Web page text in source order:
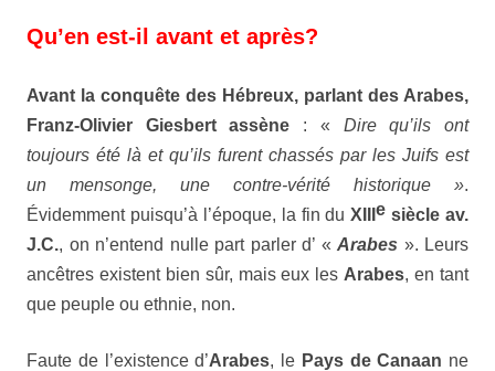
Qu’en est-il avant et après?
Avant la conquête des Hébreux, parlant des Arabes,
Franz-Olivier Giesbertassène : « Dire qu’ils ont
toujours été là et qu’ils furent chassés par les Juifs est
un mensonge, une contre-vérité historique ».
Évidemment puisqu’à l’époque, la fin duXIIIe siècle av.
J.C., on n’entend nulle part parler d’ « Arabes ». Leurs
ancêtres existent bien sûr, mais eux les Arabes, en tant
que peuple ou ethnie, non.
Faute de l’existence d’Arabes, le Pays de Canaan ne